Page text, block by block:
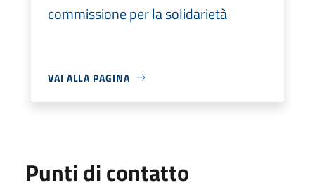
commissione per la solidarietà
VAI ALLA PAGINA
Punti di contatto